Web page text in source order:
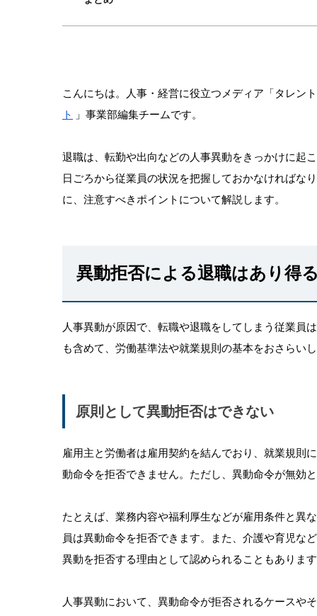
こんにちは。人事・経営に役立つメディア「タレン
ト
」事業部編集チームです。
退職は、転勤や出向などの人事異動をきっかけに起
日ごろから従業員の状況を把握しておかなければな
に、注意すべきポイントについて解説します。
異動拒否による退職はあり得
人事異動が原因で、転職や退職をしてしまう従業員
も含めて、労働基準法や就業規則の基本をおさらい
原則として異動拒否はできない
雇用主と労働者は雇用契約を結んでおり、就業規則
動命令を拒否できません。ただし、異動命令が無効
たとえば、業務内容や福利厚生などが雇用条件と異
員は異動命令を拒否できます。また、介護や育児な
異動を拒否する理由として認められることもありま
人事異動において、異動命令が拒否されるケースや